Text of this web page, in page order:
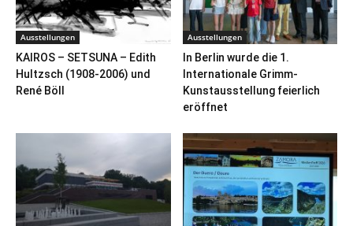
Ausstellungen
KAIROS – SETSUNA – Edith
Hultzsch (1908-2006) und
René Böll
Ausstellungen
In Berlin wurde die 1.
Internationale Grimm-
Kunstausstellung feierlich
eröffnet